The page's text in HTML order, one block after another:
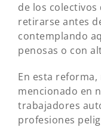
de los
retirarse antes
contemplando
penosas o con
En esta
mencionado en
trabajadores
profesiones